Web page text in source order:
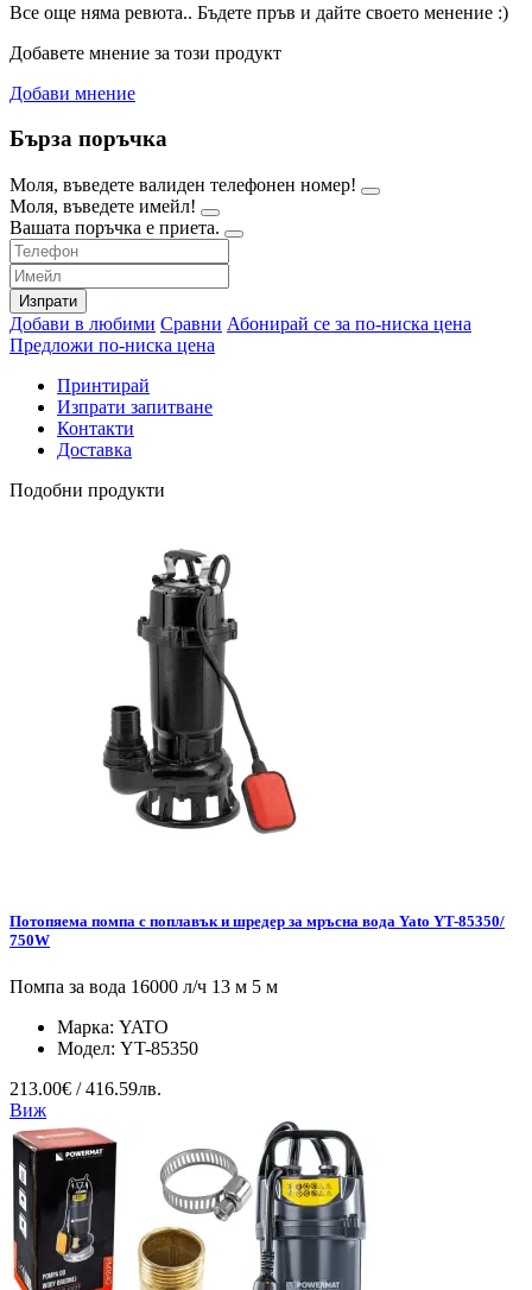
Все още няма ревюта.. Бъдете пръв и дайте своето менение :)
Добавете мнение за този продукт
Добави мнение
Бърза поръчка
Моля, въведете валиден телефонен номер!
Моля, въведете имейл!
Вашата поръчка е приета.
Изпрати
Добави в любими Сравни Абонирай се за по-ниска цена
Предложи по-ниска цена
Принтирай
Изпрати запитване
Контакти
Доставка
Подобни продукти
Потопяема помпа с поплавък и шредер за мръсна вода Yato YT-85350/
750W
Помпа за вода 16000 л/ч 13 м 5 м
Марка: YATO
Модел: YT-85350
213.00€ / 416.59лв.
Виж